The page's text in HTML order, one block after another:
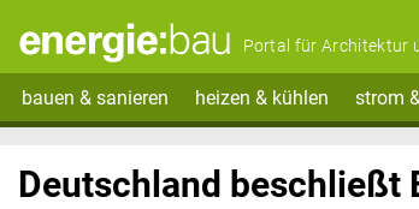
Portal für Architektur
bauen & sanieren heizen & kühlen strom
Deutschland beschließt